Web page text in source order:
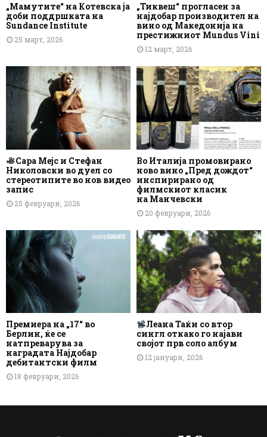
„Мамутите“ на Котевска ја
доби поддршката на
Sundance Institute
25 март, 2026
„Тиквеш“ прогласен за
најдобар производител на
вино од Македонија на
престижниот Mundus Vini
12 март, 2026
Сара Мејс и Стефан
Николовски во дуел со
стереотипите во нов видео
запис
25 февруари, 2026
Во Италија промовирано
ново вино „Пред дождот“
инспирирано од
филмскиот класик
на Манчевски
20 февруари, 2026
Премиера на „17“ во
Берлин, ќе се
натпреварува за
наградата Најдобар
дебитантски филм
18 февруари, 2026
Леана Таќи со втор
сингл откако го најави
својот прв соло албум
12 јануари, 2026